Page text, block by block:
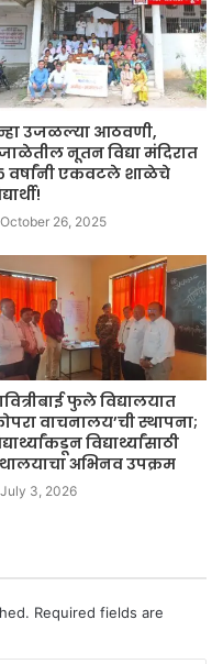
उजळल्या आठवणी,
नूतन विद्या मंदिरात
वर्षांनी एकवटले शाळेचे
October 26, 2025
फुले विद्यालयात
वाचनालय’ची स्थापना;
विद्यार्थ्यांसाठी
अभिनव उपक्रम
July 3, 2026
Required fields are